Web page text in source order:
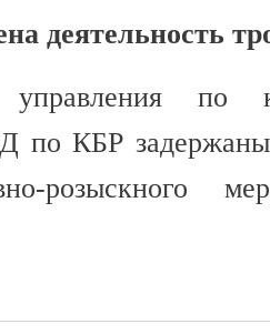
деятельность
управления по
по КБР
розыскного